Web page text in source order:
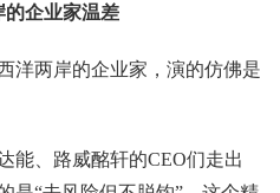
的企业家温差
洋两岸的企业家，演的仿佛是
能、路威酩轩的CEO们走出